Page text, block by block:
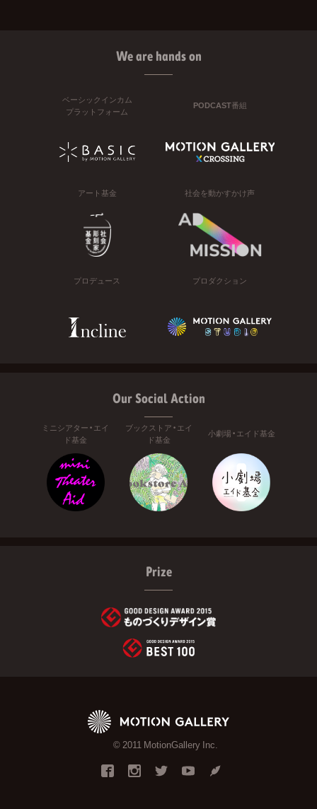
We are hands on
ベーシックインカム
プラットフォーム
PODCAST番組
アート基金 社会を動かすかけ声
プロデュース プロダクション
Our Social Action
ミニシアター・エイ
ド基金
ブックストア・エイ
ド基金
小劇場・エイド基金
Prize
© 2011 MotionGallery Inc.